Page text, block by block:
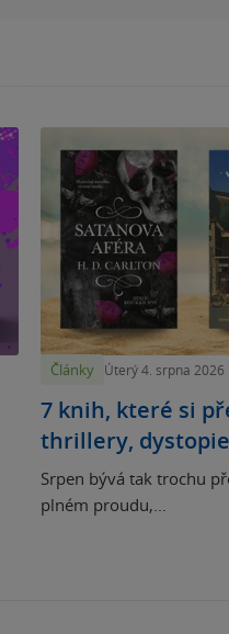
Články Úterý 4. srpna 2026
7 knih, které si
thrillery,
Srpen bývá tak trochu
plném proudu,...